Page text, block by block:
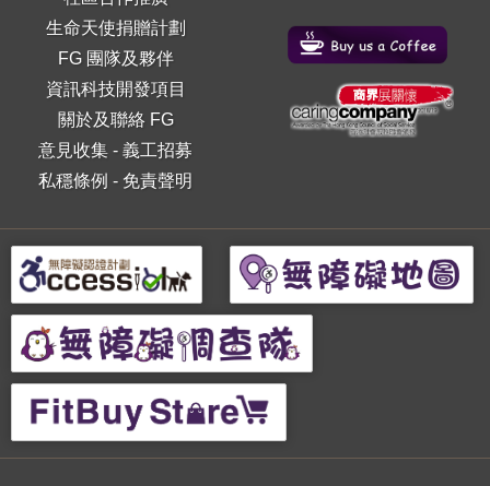
生命天使捐贈計劃
FG 團隊及夥伴
資訊科技開發項目
關於及聯絡 FG
意見收集 -義工招募
私穩條例 - 免責聲明